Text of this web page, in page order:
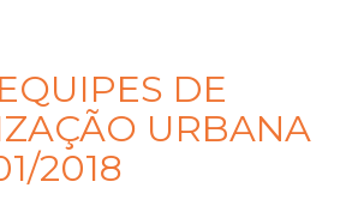
DE
URBANA
2018